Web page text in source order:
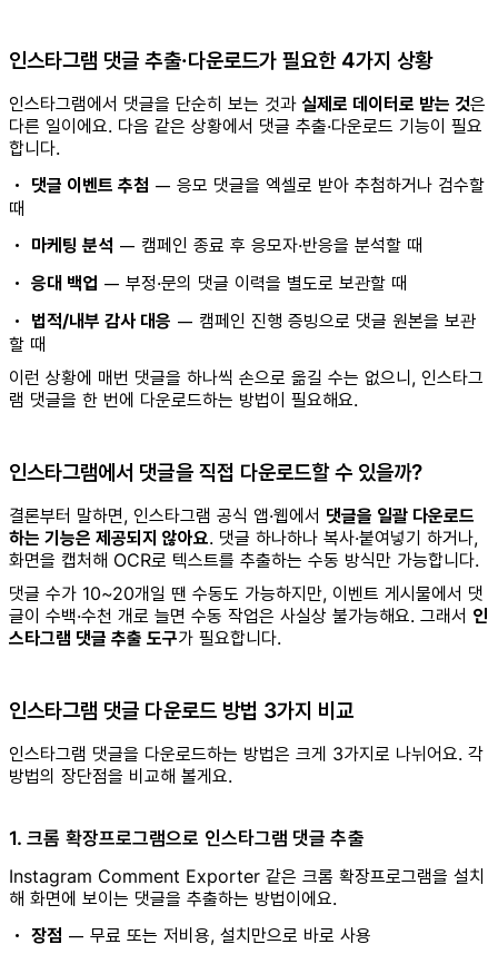
인스타그램 댓글 추출·다운로드가 필요한 4가지 상황
인스타그램에서 댓글을 단순히 보는 것과 실제로 데이터로 받는 것은
다른 일이에요. 다음 같은 상황에서 댓글 추출·다운로드 기능이 필요
합니다.
• 댓글 이벤트 추첨 — 응모 댓글을 엑셀로 받아 추첨하거나 검수할
때
• 마케팅 분석 — 캠페인 종료 후 응모자·반응을 분석할 때
• 응대 백업 — 부정·문의 댓글 이력을 별도로 보관할 때
• 법적/내부 감사 대응 — 캠페인 진행 증빙으로 댓글 원본을 보관
할 때
이런 상황에 매번 댓글을 하나씩 손으로 옮길 수는 없으니, 인스타그
램 댓글을 한 번에 다운로드하는 방법이 필요해요.
인스타그램에서 댓글을 직접 다운로드할 수 있을까?
결론부터 말하면, 인스타그램 공식 앱·웹에서 댓글을 일괄 다운로드
하는 기능은 제공되지 않아요. 댓글 하나하나 복사·붙여넣기 하거나,
화면을 캡처해 OCR로 텍스트를 추출하는 수동 방식만 가능합니다.
댓글 수가 10~20개일 땐 수동도 가능하지만, 이벤트 게시물에서 댓
글이 수백·수천 개로 늘면 수동 작업은 사실상 불가능해요. 그래서 인
스타그램 댓글 추출 도구가 필요합니다.
인스타그램 댓글 다운로드 방법 3가지 비교
인스타그램 댓글을 다운로드하는 방법은 크게 3가지로 나뉘어요. 각
방법의 장단점을 비교해 볼게요.
1. 크롬 확장프로그램으로 인스타그램 댓글 추출
Instagram Comment Exporter 같은 크롬 확장프로그램을 설치
해 화면에 보이는 댓글을 추출하는 방법이에요.
• 장점 — 무료 또는 저비용, 설치만으로 바로 사용